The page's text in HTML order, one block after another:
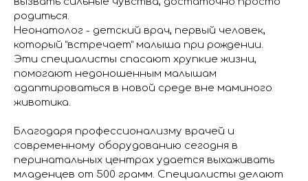
родиться.
Неонатолог - детский врач, первый человек,
который “встречает” малыша при рождении.
Эти специалисты спасают хрупкие жизни,
помогают недоношенным малышам
адаптироваться в новой среде вне маминого
животика.
Благодаря профессионализму врачей и
современному оборудованию сегодня в
перинатальных центрах удается выхаживать
младенцев от 500 грамм. Специалисты делают